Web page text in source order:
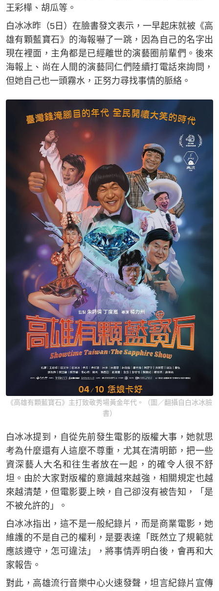
王彩樺、胡瓜等。
白冰冰昨（5日）在臉書發文表示，一早起床就被《高
雄有顆藍寶石》的海報嚇了一跳，因為自己的名字出
現在裡面，主角都是已經離世的演藝圈前輩們。後來
海報上、尚在人間的演藝同仁們陸續打電話來詢問，
但她自己也一頭霧水，正努力尋找事情的脈絡。
《高雄有顆藍寶石》主打致敬秀場黃金年代。（圖／翻攝自白冰冰臉
書）
白冰冰提到，自從先前發生電影的版權大事，她就思
考為什麼還有人這麼不尊重，尤其在清明節，把一些
資深藝人大名和往生者放在一起，的確令人很不舒
坦。由於大家對版權的意識越來越強，相關規定也越
來越清楚，但電影要上映，自己卻沒有被告知，「是
不被允許的」。
白冰冰指出，這不是一般紀錄片，而是商業電影，她
維護的不是自己的權利，是要表達「既然立了規範就
應該遵守，怎可違法」，將事情弄明白後，會再和大
家報告。
對此，高雄流行音樂中心火速發聲，坦言紀錄片宣傳